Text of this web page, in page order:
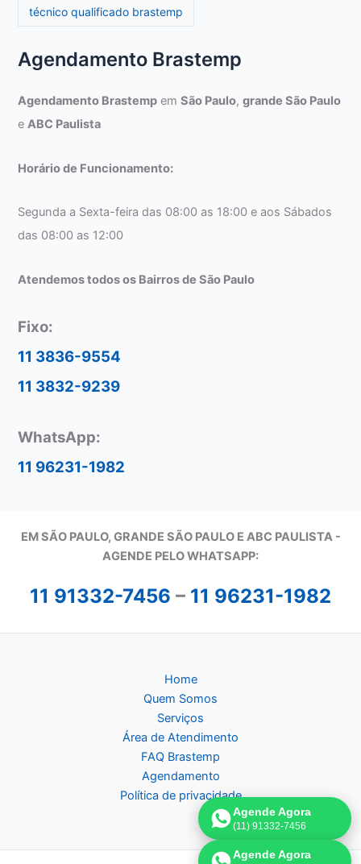
técnico qualificado brastemp
Agendamento Brastemp
Agendamento Brastemp emSão Paulo,grande São Paulo
eABC Paulista
Horário de Funcionamento:
Segunda a Sexta-feira das 08:00 as 18:00 e aos Sábados
das 08:00 as 12:00
Atendemos todos os Bairros de São Paulo
Fixo:
11 3836-9554
11 3832-9239
WhatsApp:
11 96231-1982
EM SÃO PAULO, GRANDE SÃO PAULO E ABC PAULISTA -
AGENDE PELO WHATSAPP:
11 91332-7456 – 11 96231-1982
Home
Quem Somos
Serviços
Área de Atendimento
FAQ Brastemp
Agendamento
Política de privacidade
Agende Agora
(11) 91332-7456
Agende Agora